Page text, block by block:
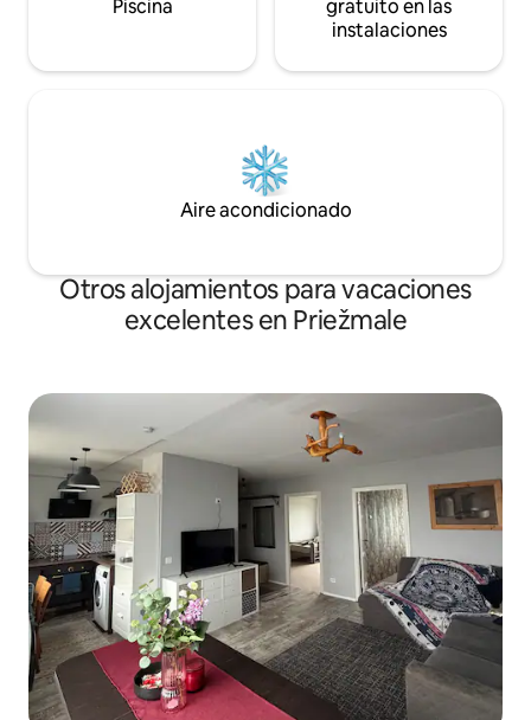
Piscina
gratuito en las
instalaciones
Aire acondicionado
Otros alojamientos para vacaciones
excelentes en Priežmale